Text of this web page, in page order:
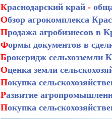
Краснодарский край -
Обзор агрокомплекса
Продажа агробизнесов в
Формы документов в
Брокеридж сельхозземли
Оценка земли
Покупка
Развитие
Покупка